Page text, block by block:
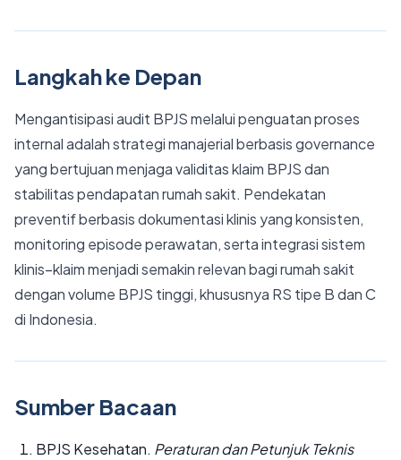
Langkah ke Depan
Mengantisipasi audit BPJS melalui penguatan proses
internal adalah strategi manajerial berbasis governance
yang bertujuan menjaga validitas klaim BPJS dan
stabilitas pendapatan rumah sakit. Pendekatan
preventif berbasis dokumentasi klinis yang konsisten,
monitoring episode perawatan, serta integrasi sistem
klinis–klaim menjadi semakin relevan bagi rumah sakit
dengan volume BPJS tinggi, khususnya RS tipe B dan C
di Indonesia.
Sumber Bacaan
BPJS Kesehatan. Peraturan dan Petunjuk Teknis